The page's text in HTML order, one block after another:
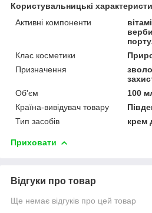
Користувальницькі
Активні компоненти
Клас косметики
Призначення
Об'єм
100
Країна-вивідувач товару
Тип засобів
крем
Приховати
Відгуки про товар
Ще немає відгуків про цей товар